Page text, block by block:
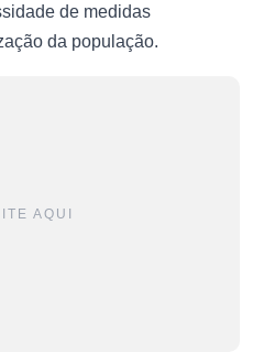
de medidas
da população.
AQUI